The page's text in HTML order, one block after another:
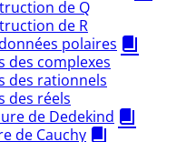
de Q
de R
polaires
des complexes
des rationnels
des réels
de Dedekind
de Cauchy